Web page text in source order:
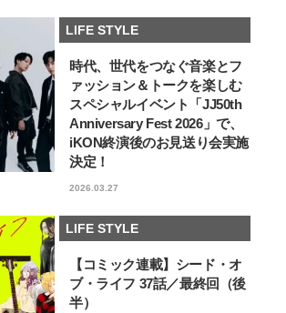
LIFE STYLE
時代、世代をつなぐ音楽とフ
ァッション＆トークを楽しむ
スペシャルイベント「JJ50th
Anniversary Fest 2026」で、
iKON終演後のお見送り会実施
決定！
2026.03.27
LIFE STYLE
【コミック連載】シード・オ
ブ・ライフ 37話／最終回（後
半）